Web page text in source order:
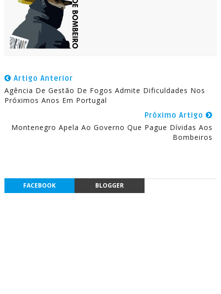
Artigo Anterior
Agência De Gestão De Fogos Admite Dificuldades Nos
Próximos Anos Em Portugal
Próximo Artigo
Montenegro Apela Ao Governo Que Pague Dívidas Aos
Bombeiros
FACEBOOK BLOGGER